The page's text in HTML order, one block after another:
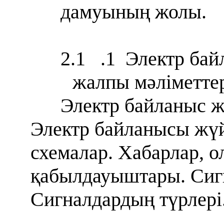
дамуының жолы.
2.1 .1 Электр
жалпы
Электр байланыс
Электр байланысы
схемалар. Хабарлар,
қабылдауыштары.
Сигналдардың